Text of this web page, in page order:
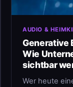
AUDIO &
Generative
Wie
sichtbar
Wer heute